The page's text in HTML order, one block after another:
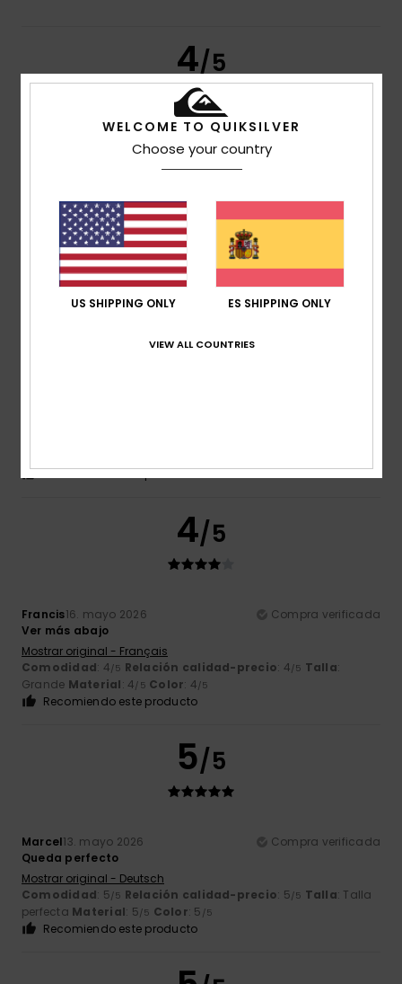
4/5
12. junio 2026
Compra verificada
En general, estoy satisfecho con la calidad de vuestras
Comodidad: 4/5 Relación calidad-precio
perfectaMaterial: 4/5 Color
Recomiendo este producto
4
Recomiendo este producto
4/5
Francis16. mayo 2026
Compra verificada
Ver más abajo
Mostrar original - Français
Comodidad: 4/5 Relación calidad-precio: 4/5 Talla:
Grande Material: 4/5 Color: 4/5
Recomiendo este producto
5/5
Marcel13. mayo 2026
Compra verificada
Queda perfecto
Mostrar original - Deutsch
Comodidad: 5/5 Relación calidad-precio: 5/5 Talla: Talla
perfecta Material: 5/5 Color: 5 /5
Recomiendo este producto
WELCOME TO QUIKSILVER
Choose your country
US SHIPPING ONLY ES SHIPPING ONLY
VIEW ALL COUNTRIES